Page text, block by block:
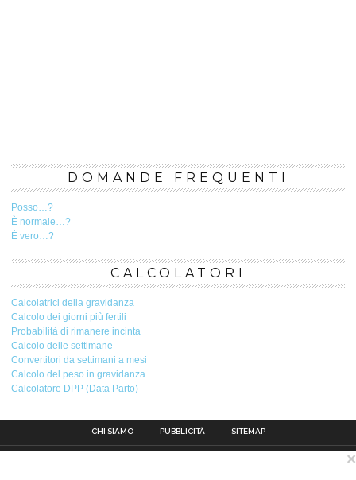
DOMANDE FREQUENTI
Posso…?
È normale…?
È vero…?
CALCOLATORI
Calcolatrici della gravidanza
Calcolo dei giorni più fertili
Probabilità di rimanere incinta
Calcolo delle settimane
Convertitori da settimani a mesi
Calcolo del peso in gravidanza
Calcolatore DPP (Data Parto)
CHI SIAMO PUBBLICITÀ SITEMAP
×